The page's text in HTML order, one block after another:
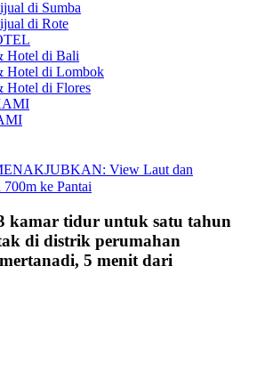
di Sumba
di Rote
Hotel di Bali
Hotel di Lombok
Hotel di Flores
View Laut dan
ke Pantai
kamar tidur untuk satu tahun
di distrik perumahan
5 menit dari